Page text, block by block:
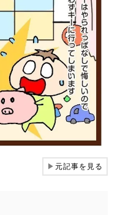
▶元記事を見る